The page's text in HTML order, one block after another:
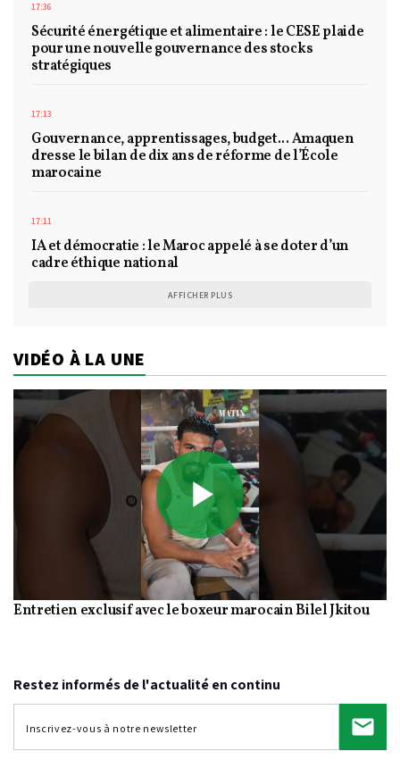
17:36
Sécurité énergétique et alimentaire : le CESE plaide
pour une nouvelle gouvernance des stocks
stratégiques
17:13
Gouvernance, apprentissages, budget... Amaquen
dresse le bilan de dix ans de réforme de l’École
marocaine
17:11
IA et démocratie : le Maroc appelé à se doter d’un
cadre éthique national
AFFICHER PLUS
VIDÉO À LA UNE
Play
Video
Entretien exclusif avec le boxeur marocain Bilel Jkitou
Restez informés de l'actualité en continu